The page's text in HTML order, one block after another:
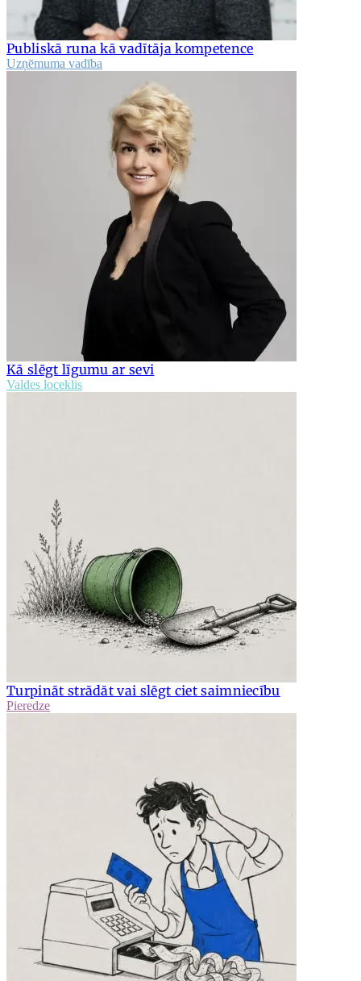
Publiskā runa kā vadītāja kompetence
Uzņēmuma vadība
Kā slēgt līgumu ar sevi
Valdes loceklis
Turpināt strādāt vai slēgt ciet saimniecību
Pieredze